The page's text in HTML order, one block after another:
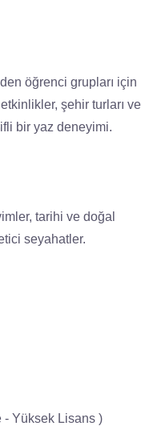
öğrenci grupları için
şehir turları ve
bir yaz deneyimi.
tarihi ve doğal
seyahatler.
- Yüksek Lisans )